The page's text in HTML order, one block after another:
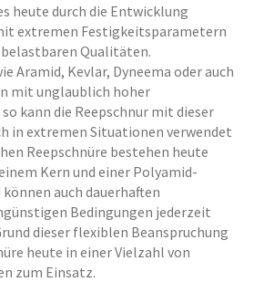
heute durch die Entwicklung
extremen Festigkeitsparametern
Qualitäten.
Aramid, Kevlar, Dyneema oder auch
mit unglaublich hoher
kann die Reepschnur mit dieser
in extremen Situationen verwendet
Reepschnüre bestehen heute
Kern und einer Polyamid-
auch dauerhaften
Bedingungen jederzeit
dieser flexiblen Beanspruchung
heute in einer Vielzahl von
zum Einsatz.